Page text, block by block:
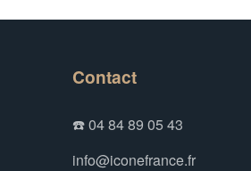
Contact
☎️ 04 84 89 05 43
info@iconefrance.fr